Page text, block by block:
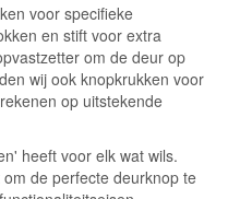
voor specifieke
en stift voor extra
om de deur op
wij ook knopkrukken voor
op uitstekende
heeft voor elk wat wils.
de perfecte deurknop te